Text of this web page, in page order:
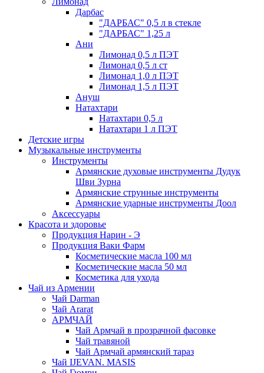
Дарбас
"ДАРБАС" 0,5 л в стекле
"ДАРБАС" 1,25 л
Ани
Лимонад 0,5 л ПЭТ
Лимонад 0,5 л ст
Лимонад 1,0 л ПЭТ
Лимонад 1,5 л ПЭТ
Ануш
Натахтари
Натахтари 0,5 л
Натахтари 1 л ПЭТ
Детские игры
Музыкальные инструменты
Инструменты
Армянские духовые инструменты Дудук
Шви Зурна
Армянские струнные инструменты
Армянские ударные инструменты Доол
Аксессуары
Красота и здоровье
Продукция Нарин - Э
Продукция Ваки Фарм
Косметические масла 100 мл
Косметические масла 50 мл
Косметика для ухода
Чай из Армении
Чай Darman
Чай Ararat
АРМЧАЙ
Чай Армчай в прозрачной фасовке
Чай травяной
Чай Армчай армянский тараз
Чай IJEVAN. MASIS